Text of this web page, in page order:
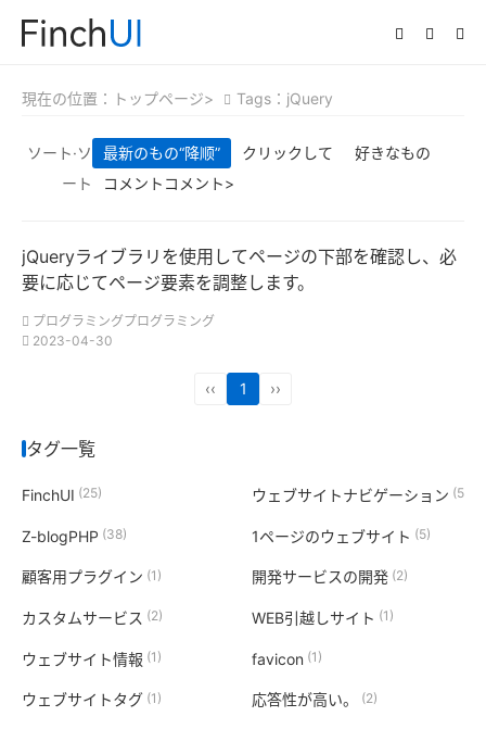
現在の位置： トップページ> Tags：jQuery
ソート·ソ
ート
最新のもの“降顺” クリックして
好きなもの
コメントコメント>
jQueryライブラリを使用してページの下部を確認し、必
要に応じてページ要素を調整します。
プログラミングプログラミング
2023-04-30
‹‹ 1 ››
タグ一覧
FinchUI (25) ウェブサイトナビゲーション (5)
Z-blogPHP (38) 1ページのウェブサイト (5)
顧客用プラグイン (1) 開発サービスの開発(2)
カスタムサービス (2) WEB引越しサイト (1)
ウェブサイト情報 (1) favicon (1)
ウェブサイトタグ (1) 応答性が高い。 (2)